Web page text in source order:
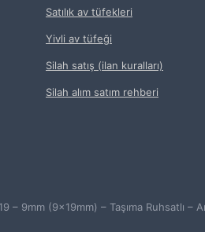
Satılık av tüfekleri
Yivli av tüfeği
Silah satış (ilan kuralları)
Silah alım satım rehberi